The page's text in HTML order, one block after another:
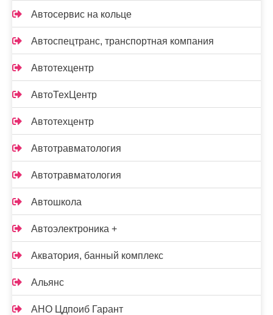
Автосервис на кольце
Автоспецтранс, транспортная компания
Автотехцентр
АвтоТехЦентр
Автотехцентр
Автотравматология
Автотравматология
Автошкола
Автоэлектроника +
Акватория, банный комплекс
Альянс
АНО Цдпоиб Гарант